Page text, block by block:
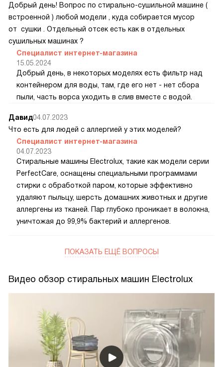
Добрый день! Вопрос по стирально-сушильной машине (
встроенной ) любой модели , куда собирается мусор
от сушки . Отдельный отсек есть как в отдельных
сушильных машинах ?
Специалист интернет-магазина
15.05.2024
Добрый день, в некоторых моделях есть фильтр над
контейнером для воды, там, где его нет - нет сбора
пыли, часть ворса уходить в слив вместе с водой.
Давид04.07.2023
Что есть для людей с аллергией у этих моделей?
Специалист интернет-магазина
04.07.2023
Стиральные машины Electrolux, такие как модели серии
PerfectCare, оснащены специальными программами
стирки с обработкой паром, которые эффективно
удаляют пыльцу, шерсть домашних животных и другие
аллергены из тканей. Пар глубоко проникает в волокна,
уничтожая до 99,9% бактерий и аллергенов.
ПОКАЗАТЬ ЕЩЁ ВОПРОСЫ
Видео обзор стиральных машин Electrolux